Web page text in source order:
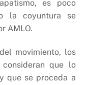
es poco
la coyuntura se
AMLO.
movimiento, los
que lo
que se proceda a